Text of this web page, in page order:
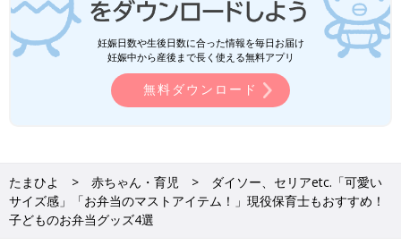
妊娠日数や生後日数に合った情報を毎日お届け
妊娠中から産後まで長く使える無料アプリ
無料ダウンロード
たまひよ 赤ちゃん・育児
ダイソー、セリアetc.「可愛い
サイズ感」「お弁当のマストアイテム！」現役保育士もおすすめ！
子どものお弁当グッズ4選